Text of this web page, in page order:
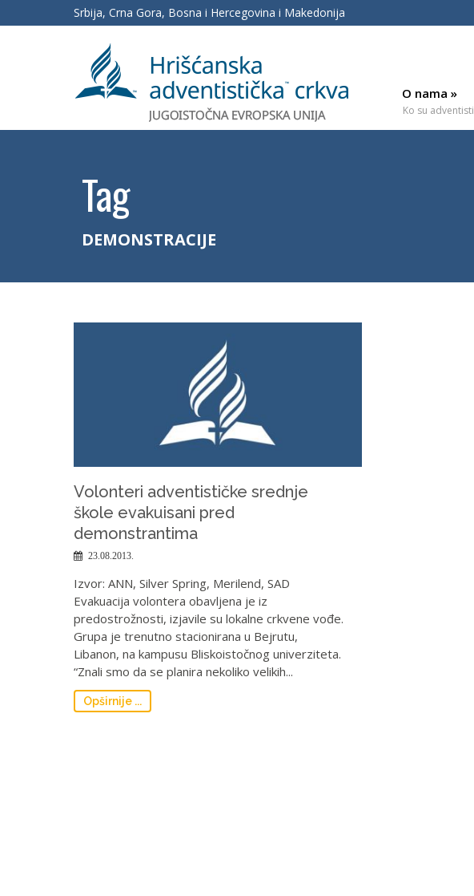
Srbija, Crna Gora, Bosna i Hercegovina i Makedonija
O nama »
Ko su adventisti
Tag
DEMONSTRACIJE
Volonteri adventističke srednje
škole evakuisani pred
demonstrantima
23.08.2013.
Izvor: ANN, Silver Spring, Merilend, SAD
Evakuacija volontera obavljena je iz
predostrožnosti, izjavile su lokalne crkvene vođe.
Grupa je trenutno stacionirana u Bejrutu,
Libanon, na kampusu Bliskoistočnog univerziteta.
“Znali smo da se planira nekoliko velikih...
Opširnije ...